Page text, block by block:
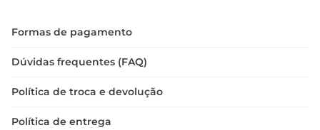
Formas de pagamento
Dúvidas frequentes (FAQ)
Política de troca e devolução
Política de entrega